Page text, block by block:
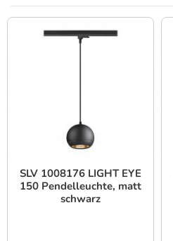
SLV 1008176 LIGHT EYE
150 Pendelleuchte, matt
schwarz